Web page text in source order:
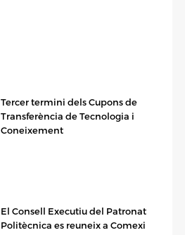
Tercer termini dels Cupons de
Transferència de Tecnologia i
Coneixement
El Consell Executiu del Patronat
Politècnica es reuneix a Comexi